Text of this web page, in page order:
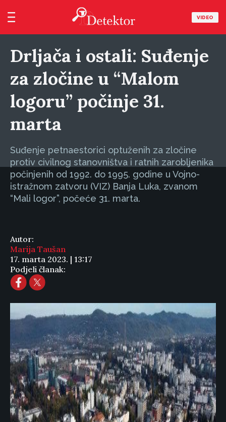
VIDEO
Drljača i ostali: Suđenje
za zločine u “Malom
logoru” počinje 31.
marta
Suđenje petnaestorici optuženih za zločine
protiv civilnog stanovništva i ratnih zarobljenika
počinjenih od 1992. do 1995. godine u Vojno-
istražnom zatvoru (VIZ) Banja Luka, zvanom
“Mali logor”, počeće 31. marta.
Autor:
Marija Taušan
17. marta 2023. | 13:17
Podjeli članak: